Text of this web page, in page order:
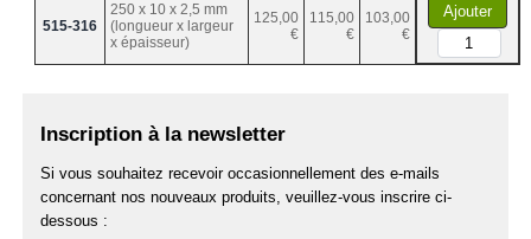
515-316
250 x 10 x 2,5 mm
(longueur x largeur
x épaisseur)
125,00
€
115,00
€
103,00
€
Ajouter
Inscription à la newsletter
Si vous souhaitez recevoir occasionnellement des e-mails
concernant nos nouveaux produits, veuillez-vous inscrire ci-
dessous :